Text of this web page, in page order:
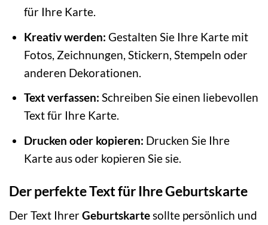
für Ihre Karte.
Kreativ werden: Gestalten Sie Ihre Karte mit
Fotos, Zeichnungen, Stickern, Stempeln oder
anderen Dekorationen.
Text verfassen: Schreiben Sie einen liebevollen
Text für Ihre Karte.
Drucken oder kopieren: Drucken Sie Ihre
Karte aus oder kopieren Sie sie.
Der perfekte Text für Ihre Geburtskarte
Der Text IhrerGeburtskartesollte persönlich und